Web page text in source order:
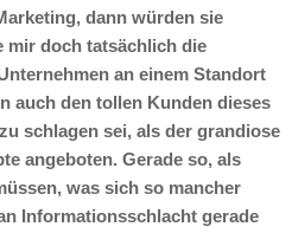
dann würden sie
mir doch tatsächlich die
an einem Standort
auch den tollen Kunden dieses
schlagen sei, als der grandiose
angeboten. Gerade so, als
was sich so mancher
Informationsschlacht gerade